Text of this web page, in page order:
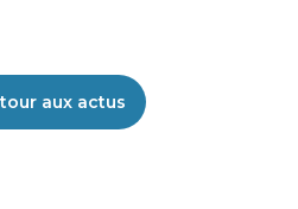
aux actus